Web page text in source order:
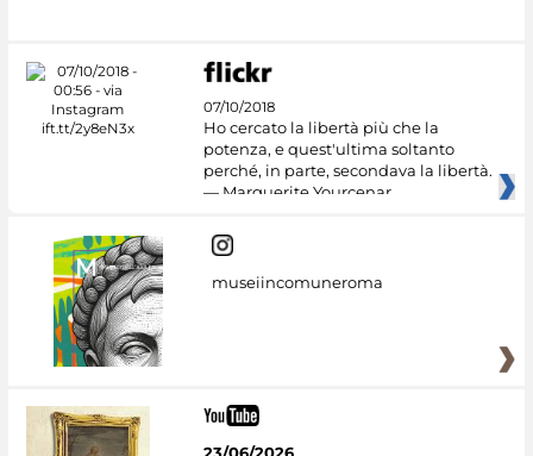
07/10/2018
Ho cercato la libertà più che la
potenza, e quest'ultima soltanto
perché, in parte, secondava la libertà.
— Marguerite Yourcenar
museiincomuneroma